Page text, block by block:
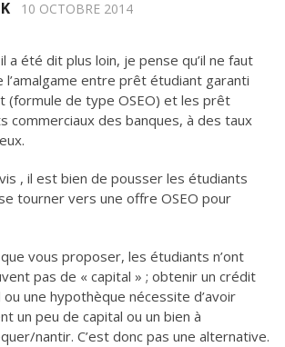
10 OCTOBRE 2014
a été dit plus loin, je pense qu’il ne faut
l’amalgame entre prêt étudiant garanti
(formule de type OSEO) et les prêt
commerciaux des banques, à des taux
, il est bien de pousser les étudiants
tourner vers une offre OSEO pour
vous proposer, les étudiants n’ont
pas de « capital » ; obtenir un crédit
une hypothèque nécessite d’avoir
un peu de capital ou un bien à
nantir. C’est donc pas une alternative.